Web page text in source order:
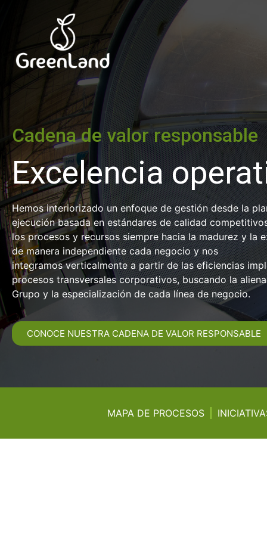
Cadena de valor responsable
Excelencia
Hemos interiorizado un enfoque de gestión desde la
ejecución basada en estándares de calidad
los procesos y recursos siempre hacia la madurez y la
de manera independiente cada negocio y nos
integramos verticalmente a partir de las eficiencias
procesos transversales corporativos, buscando la
Grupo y la especialización de cada línea de negocio.
CONOCE NUESTRA CADENA DE VALOR RESPONSABLE
MAPA DE PROCESOS